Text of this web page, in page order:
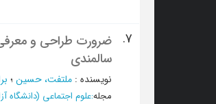
7.
سالمندی
نویسنده : ملتفت، حسین؛
مجله:علوم اجتماعی (دانشگاه